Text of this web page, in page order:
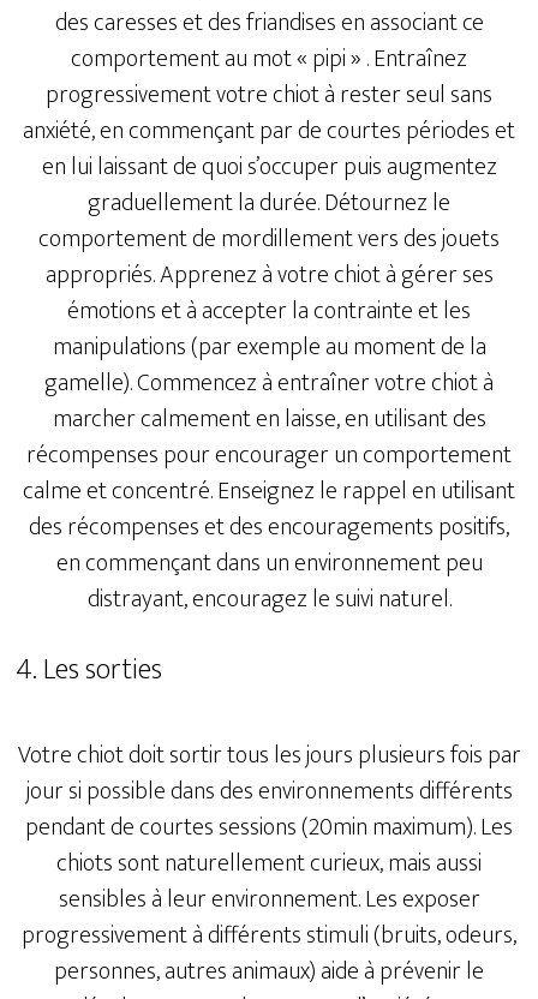
des caresses et des friandises en associant ce
comportement au mot « pipi » . Entraînez
progressivement votre chiot à rester seul sans
anxiété, en commençant par de courtes périodes et
en lui laissant de quoi s’occuper puis augmentez
graduellement la durée. Détournez le
comportement de mordillement vers des jouets
appropriés. Apprenez à votre chiot à gérer ses
émotions et à accepter la contrainte et les
manipulations (par exemple au moment de la
gamelle). Commencez à entraîner votre chiot à
marcher calmement en laisse, en utilisant des
récompenses pour encourager un comportement
calme et concentré. Enseignez le rappel en utilisant
des récompenses et des encouragements positifs,
en commençant dans un environnement peu
distrayant, encouragez le suivi naturel.
4. Les sorties
Votre chiot doit sortir tous les jours plusieurs fois par
jour si possible dans des environnements différents
pendant de courtes sessions (20min maximum). Les
chiots sont naturellement curieux, mais aussi
sensibles à leur environnement. Les exposer
progressivement à différents stimuli (bruits, odeurs,
personnes, autres animaux) aide à prévenir le